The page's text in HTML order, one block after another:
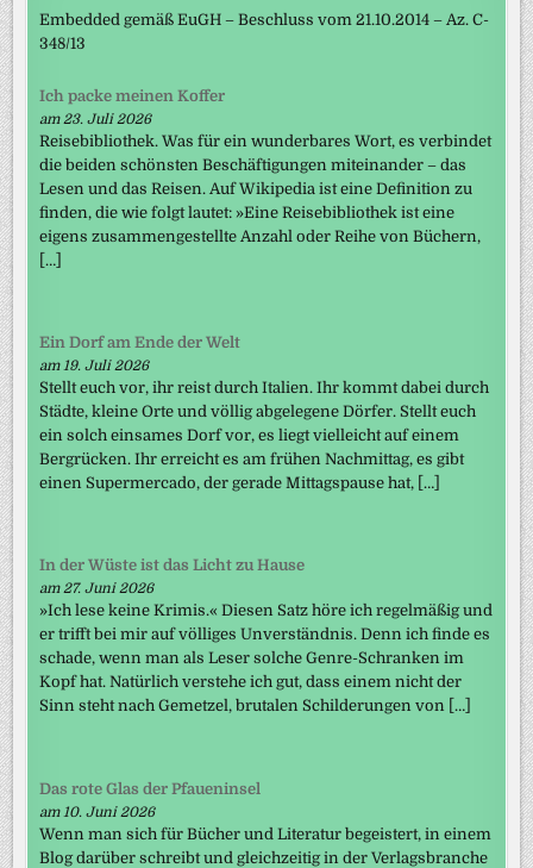
Embedded gemäß EuGH – Beschluss vom 21.10.2014 – Az. C-
348/13
Ich packe meinen Koffer
am 23. Juli 2026
Reisebibliothek. Was für ein wunderbares Wort, es verbindet
die beiden schönsten Beschäftigungen miteinander – das
Lesen und das Reisen. Auf Wikipedia ist eine Definition zu
finden, die wie folgt lautet: »Eine Reisebibliothek ist eine
eigens zusammengestellte Anzahl oder Reihe von Büchern,
[…]
Ein Dorf am Ende der Welt
am 19. Juli 2026
Stellt euch vor, ihr reist durch Italien. Ihr kommt dabei durch
Städte, kleine Orte und völlig abgelegene Dörfer. Stellt euch
ein solch einsames Dorf vor, es liegt vielleicht auf einem
Bergrücken. Ihr erreicht es am frühen Nachmittag, es gibt
einen Supermercado, der gerade Mittagspause hat, […]
In der Wüste ist das Licht zu Hause
am 27. Juni 2026
»Ich lese keine Krimis.« Diesen Satz höre ich regelmäßig und
er trifft bei mir auf völliges Unverständnis. Denn ich finde es
schade, wenn man als Leser solche Genre-Schranken im
Kopf hat. Natürlich verstehe ich gut, dass einem nicht der
Sinn steht nach Gemetzel, brutalen Schilderungen von […]
Das rote Glas der Pfaueninsel
am 10. Juni 2026
Wenn man sich für Bücher und Literatur begeistert, in einem
Blog darüber schreibt und gleichzeitig in der Verlagsbranche